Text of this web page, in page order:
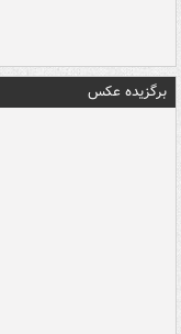
برگزیده عکس